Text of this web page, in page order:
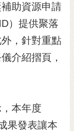
助資源申請
）提供聚落
，針對重點
介紹摺頁，
本年度
果發表讓本